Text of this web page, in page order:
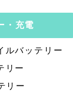
・充電
ルバッテリー
リー
リー